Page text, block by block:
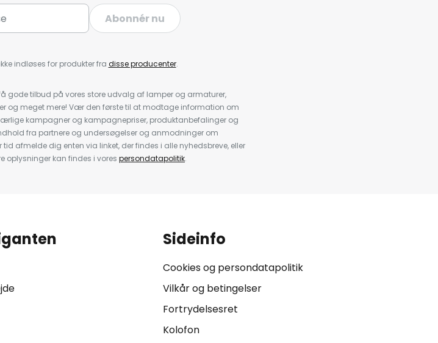
Abonnér nu
indløses for produkter fra disse producenter.
gode tilbud på vores store udvalg af lamper og armaturer,
og meget mere! Vær den første til at modtage information om
kampagner og kampagnepriser, produktanbefalinger og
fra partnere og undersøgelser og anmodninger om
afmelde dig enten via linket, der findes i alle nyhedsbreve, eller
oplysninger kan findes i vores persondatapolitik.
Sideinfo
Cookies og persondatapolitik
Vilkår og betingelser
Fortrydelsesret
Kolofon